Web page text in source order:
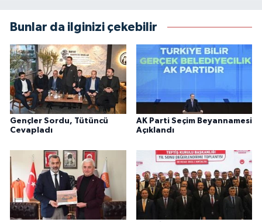
Bunlar da ilginizi çekebilir
Gençler Sordu, Tütüncü
Cevapladı
AK Parti Seçim Beyannamesi
Açıklandı